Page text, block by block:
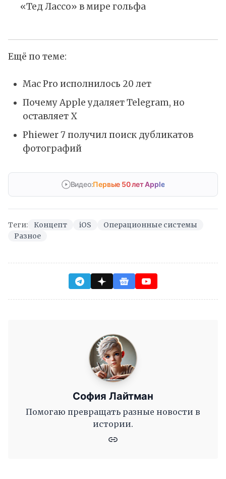
«Тед Лассо» в мире гольфа
Ещё по теме:
Mac Pro исполнилось 20 лет
Почему Apple удаляет Telegram, но
оставляет X
Phiewer 7 получил поиск дубликатов
фотографий
Видео:Первые 50 лет Apple
Теги: Концепт iOS
Операционные системы
Разное
София Лайтман
Помогаю превращать разные новости в
истории.